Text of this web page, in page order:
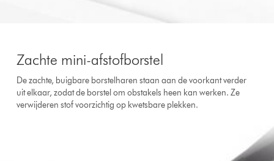
Zachte mini-afstofborstel
De zachte, buigbare borstelharen staan aan de voorkant verder
uit elkaar, zodat de borstel om obstakels heen kan werken. Ze
verwijderen stof voorzichtig op kwetsbare plekken.